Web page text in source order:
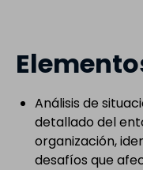
Análisis de
detallado del
organización,
desafíos que